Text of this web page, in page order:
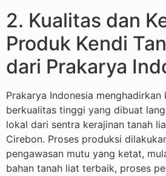
2. Kualitas dan
Produk Kendi
dari Prakarya
Prakarya Indonesia menghadirkan
berkualitas tinggi yang dibuat
lokal dari sentra kerajinan tanah
Cirebon. Proses produksi
pengawasan mutu yang ketat,
bahan tanah liat terbaik, proses